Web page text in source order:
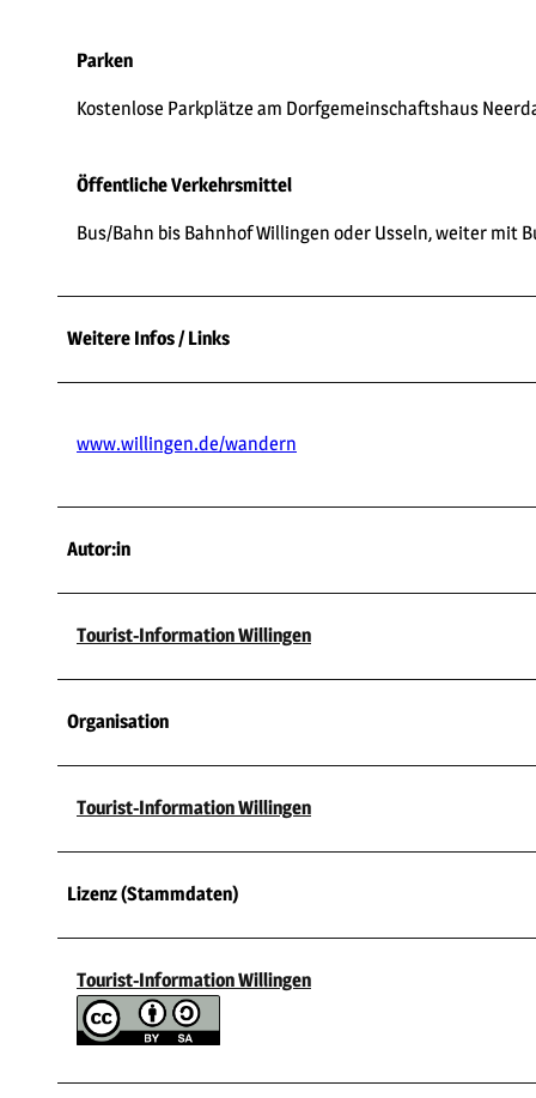
Parken
Kostenlose Parkplätze am Dorfgemeinschaftshaus
Öffentliche Verkehrsmittel
Bus/Bahn bis Bahnhof Willingen oder Usseln, weiter mit
Weitere Infos / Links
www.willingen.de/wandern
Autor:in
Tourist-Information Willingen
Organisation
Tourist-Information Willingen
Lizenz (Stammdaten)
Tourist-Information Willingen